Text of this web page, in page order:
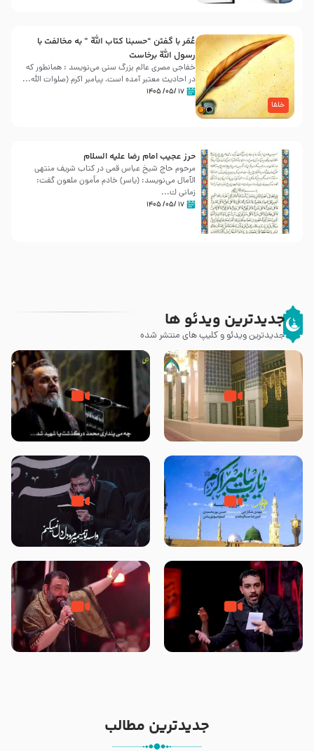
خلفا
عُمَر با گفتن “حسبنا كتاب اللّه ” به مخالفت با
رسول اللّه برخاست
خفاجی مصری عالم بزرگ سنی می‌نویسد : همانطور که
در احادیث معتبر آمده است، پیامبر اکرم (صلوات اللّه...
۱۷ /۰۵/ ۱۴۰۵
حرز عجیب امام رضا علیه السلام
مرحوم حاج شیخ عباس قمی در کتاب شریف منتهی
الآمال می‌نویسد: (ياسر) خادم مأمون ملعون گفت:
زمانى ك...
۱۷ /۰۵/ ۱۴۰۵
جدیدترین ویدئو ها
جدیدترین ویدئو و کلیپ های منتشر شده
زیارت پیامبر اکرم صلی الله علیه و
اله و سلم در مدینه به همراه
مرگ یا قتل – ملا باسم کربلایی
زیارت پیامبر اکرم صلی الله علیه و
آله در روز شنبه با نوای علی فانی
مصداق کربلا – حاج حسین سیب
سرخی
شور ، حسینا! به‌ حق زهرا «أُنْظُرْ
إِلَینا» – عزاداری شب هفتم ماه
جانا جانا ابی عبدالله – کربلایی جواد
مقدم – شب هشتم محرم 1448 –
جدیدترین مطالب